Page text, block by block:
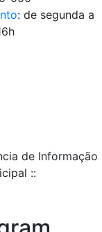
: de segunda a
de Informação
::